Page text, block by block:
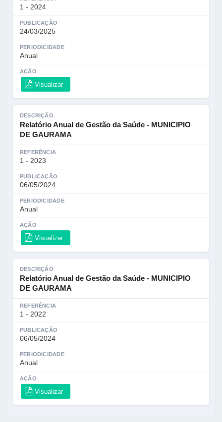
1 - 2024
PUBLICAÇÃO
24/03/2025
PERIODICIDADE
Anual
AÇÃO
Visualizar
DESCRIÇÃO
Relatório Anual de Gestão da Saúde - MUNICIPIO
DE GAURAMA
REFERÊNCIA
1 - 2023
PUBLICAÇÃO
06/05/2024
PERIODICIDADE
Anual
AÇÃO
Visualizar
DESCRIÇÃO
Relatório Anual de Gestão da Saúde - MUNICIPIO
DE GAURAMA
REFERÊNCIA
1 - 2022
PUBLICAÇÃO
06/05/2024
PERIODICIDADE
Anual
AÇÃO
Visualizar